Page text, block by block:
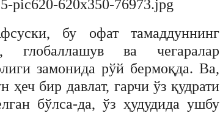
бу офат тамаддуннинг
глобаллашув ва чегаралар
замонида рўй бермоқда. Ва,
бир давлат, гарчи ўз қудрати
бўлса-да, ўз ҳудудида ушбу